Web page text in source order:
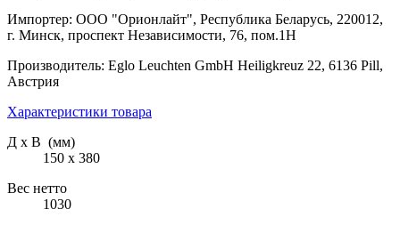
Импортер: ООО "Орионлайт", Республика Беларусь, 220012,
г. Минск, проспект Независимости, 76, пом.1Н
Производитель: Eglo Leuchten GmbH Heiligkreuz 22, 6136 Pill,
Австрия
Характеристики товара
Д х В (мм)
150 х 380
Вес нетто
1030